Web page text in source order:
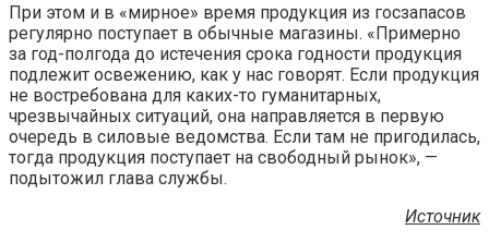
При этом и в «мирное» время продукция из госзапасов
регулярно поступает в обычные магазины. «Примерно
за год-полгода до истечения срока годности продукция
подлежит освежению, как у нас говорят. Если продукция
не востребована для каких-то гуманитарных,
чрезвычайных ситуаций, она направляется в первую
очередь в силовые ведомства. Если там не пригодилась,
тогда продукция поступает на свободный рынок», —
подытожил глава службы.
Источник